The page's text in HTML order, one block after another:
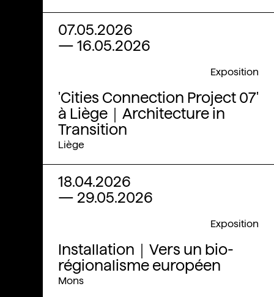
07.05.2026
— 16.05.2026
'Cities Connection Project 07'
à Liège｜Architecture in
Transition
Exposition
Liège
18.04.2026
— 29.05.2026
Installation｜Vers un bio-
régionalisme européen
Exposition
Mons